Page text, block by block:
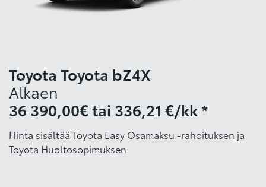
Toyota Toyota bZ4X
Alkaen
36 390,00€tai 336,21 €/kk *
Hinta sisältää Toyota Easy Osamaksu -rahoituksen ja
Toyota Huoltosopimuksen